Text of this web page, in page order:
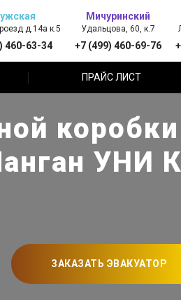
д.14а к.5
460-63-34
Мичуринский
Удальцова, 60, к.7
+7 (499) 460-69-76
ПРАЙС ЛИСТ
УНИ
ЗАКАЗАТЬ ЭВАКУАТОР